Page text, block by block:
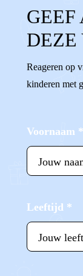
GEEF
DEZE
Reageren op
kinderen met
Voornaam *
Leeftijd *